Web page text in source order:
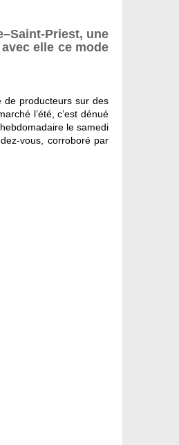
Priest, une
elle ce mode
de producteurs sur des
l’été, c’est dénué
le samedi
vous, corroboré par